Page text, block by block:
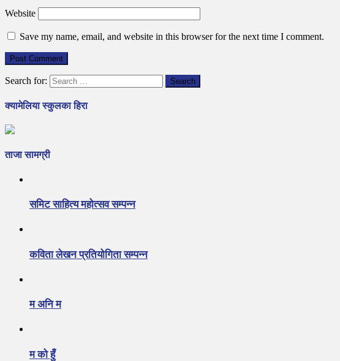
Website
Save my name, email, and website in this browser for the next time I comment.
Search for:
क्यामेलिया स्कुलका हिरा
ताजा सामग्री
समिट साहित्य महोत्सव सम्पन्न
कविता लेखन प्रतियोगिता सम्पन्न
म अनि म
म को हुँ